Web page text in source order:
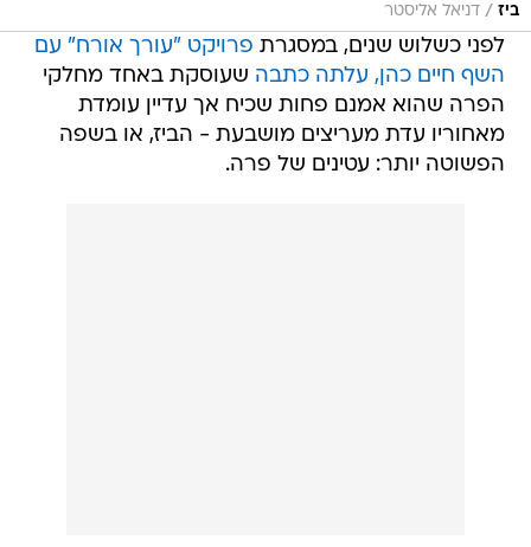
ביז / דניאל אליסטר
לפני כשלוש שנים, במסגרת פרויקט "עורך אורח" עם
השף חיים כהן, עלתה כתבה שעוסקת באחד מחלקי
הפרה שהוא אמנם פחות שכיח אך עדיין עומדת
מאחוריו עדת מעריצים מושבעת - הביז, או בשפה
הפשוטה יותר: עטינים של פרה.